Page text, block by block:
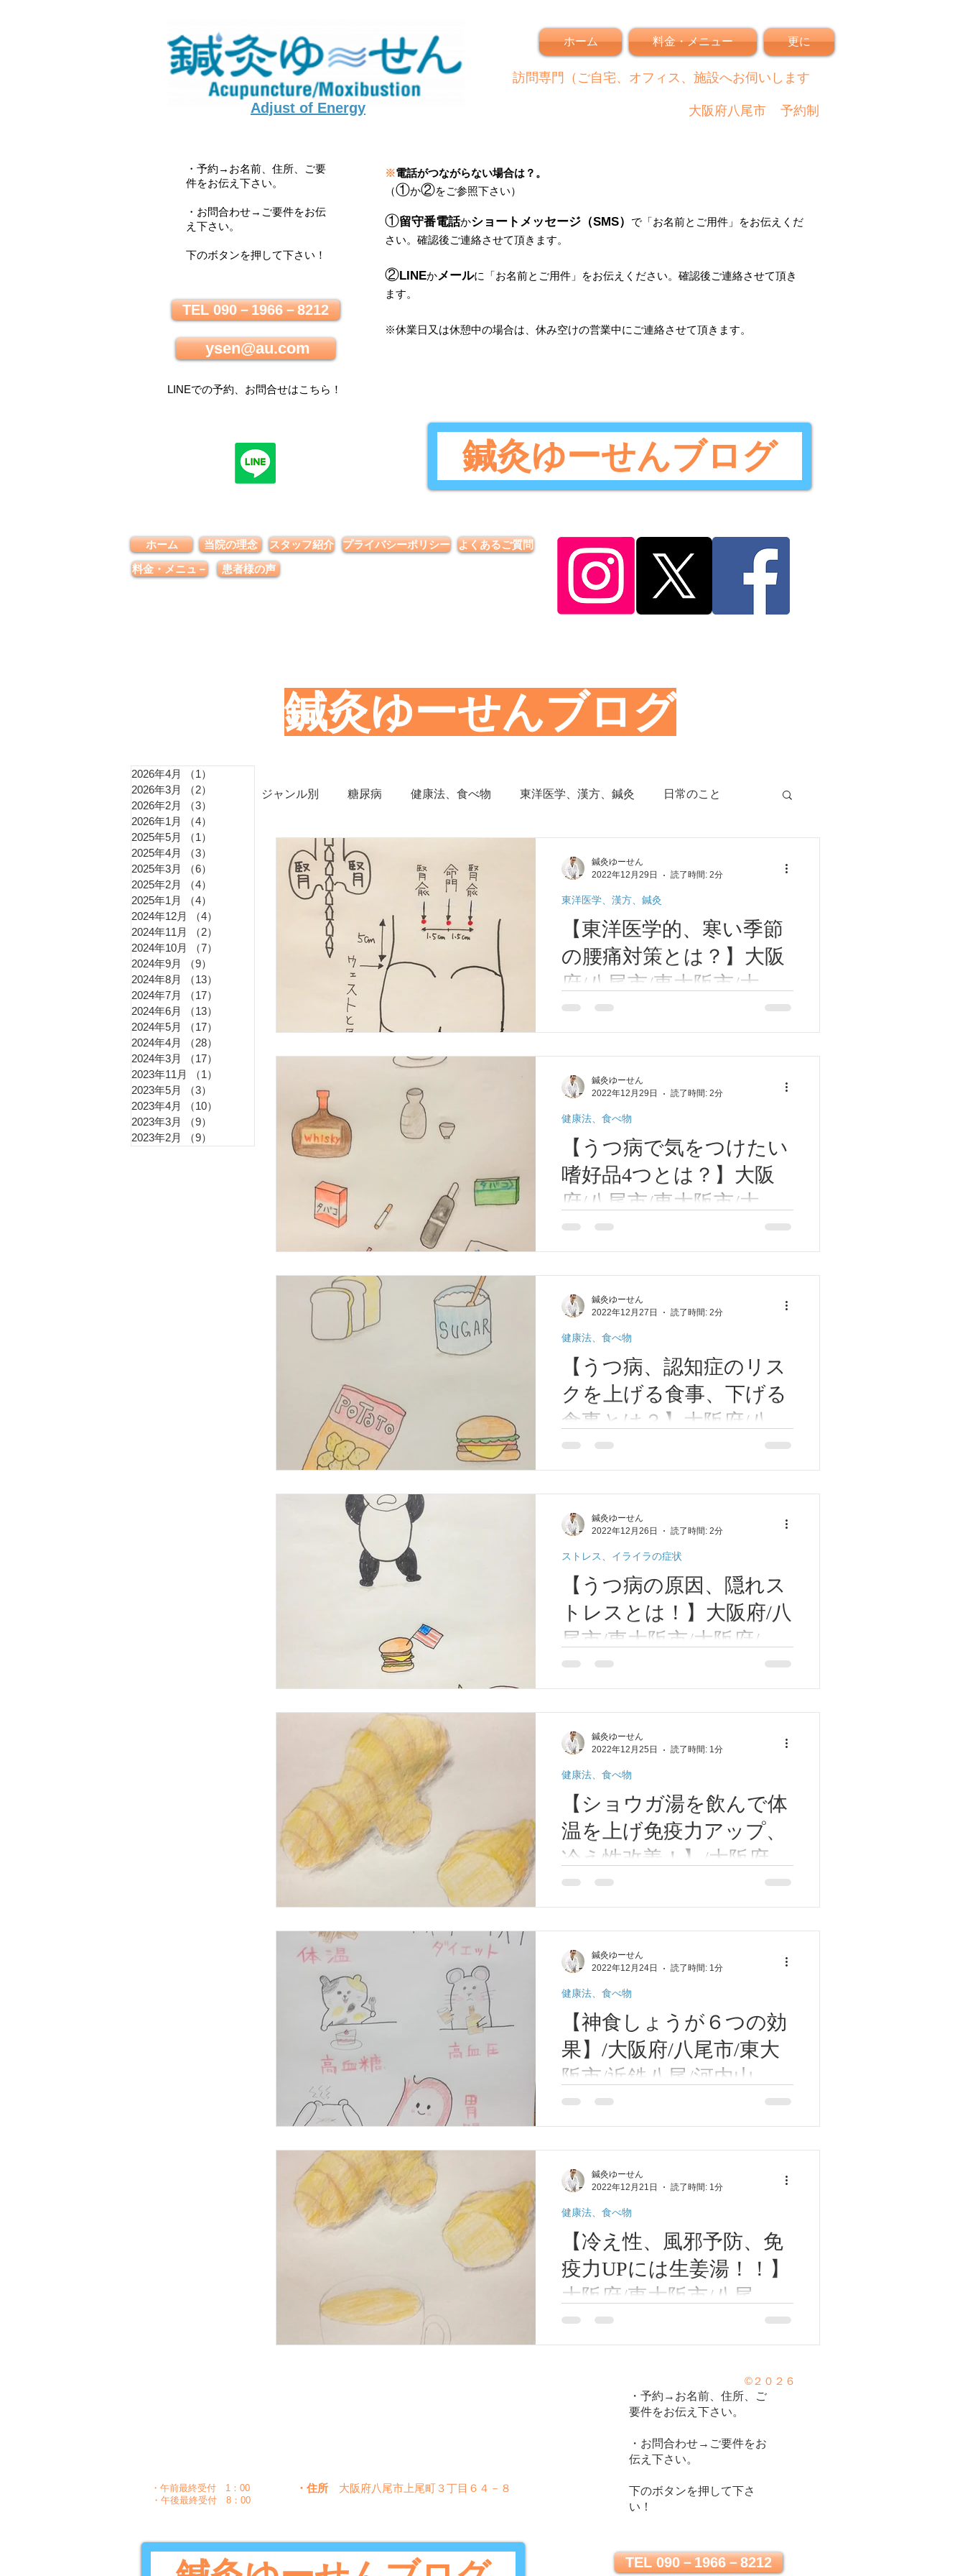
Adjust of Energy
ホーム 料金・メニュー 更に
訪問専門（ご自宅、オフィス、施設へお伺いします
大阪府八尾市 予約制
・予約→お名前、住所、ご要
件をお伝え下さい。
・お問合わせ→ご要件をお伝
え下さい。
下のボタンを押して下さい！
TEL 090－1966－8212
ysen@au.com
LINEでの予約、お問合せはこちら ！
※電話がつながらない場合は？。
（①か②をご参照下さい）
①留守番電話かショートメッセージ（SMS） で 「お名前とご用件 」
をお伝えくだ
さい。 確認後ご連絡させて頂きます。
②LINEかメールに 「お名前とご用件 」 をお伝えください。 確認後ご連絡させて頂き
ます。
​※休業日又は休憩中の場合は、休み空けの営業中にご連絡させて頂きます。
鍼灸ゆーせんブログ
ホーム 当院の理念
スタッフ紹介
料金・メニュ－
患者様の声
プライバシーポリシー よくあるご質問
​鍼灸ゆーせんブログ
2026年4月 （1）
2026年3月
（2）
2026年2月
（3）
2026年1月
（4）
2025年5月
（1）
2025年4月
（3）
2025年3月
（6）
2025年2月
（4）
2025年1月
（4）
2024年12月
（4）
2024年11月
（2）
2024年10月
（7）
2024年9月
（9）
2024年8月
（13）
2024年7月
（17）
2024年6月
（13）
2024年5月
（17）
2024年4月
（28）
2024年3月
（17）
2023年11月
（1）
2023年5月
（3）
2023年4月
（10）
2023年3月
（9）
2023年2月
（9）
ジャンル別 糖尿病 健康法、食べ物 東洋医学、漢方、鍼灸 日常のこと
東洋思想 からだの働き
血圧の症状 頭部の症状 頭痛 小児の症状
花粉症(アレルギー性鼻炎） 脱毛症 顔面部の症状 耳鳴り、難聴
更年期障害 肩こり 首痛、肩痛、腕痛、手指痛
東洋医学について 呼吸器の症状、過呼吸、過換気症候群
痔（じ） 扁桃腺炎 リウマチ
【東洋医学的、寒い季節
の腰痛対策とは？】大阪
府/八尾市/東大阪市/大阪
府/八尾市/東大阪市/近鉄
八尾/河内山本/高安/恩智/
ん
こんにちは！。 今日は東洋医学的、寒い季
節の腰痛対策についてお話させていただきま
冬の季節に多いのが腰痛です。 皆様も他の
季節ではそこまで気にはならないけども、毎
年冬になると腰が痛くなることが多い...
東洋医学、漢方、鍼灸
鍼灸ゆーせん
2022年12月29日
読了時間: 2分
【うつ病で気をつけたい
嗜好品4つとは？】大阪
府/八尾市/東大阪市/大阪
府/八尾市/東大阪市/近鉄
八尾/河内山本/高安/恩智/
ん
こんにちは！。 今回はうつ病で気をつけた
い嗜好品4つについてお話させていただきま
えって脳の健康を脅かすことがあります。
それでは気をつけたい嗜好品4つについてお
話をします。 ①カフェイン...
健康法、食べ物
鍼灸ゆーせん
2022年12月29日
読了時間: 2分
【うつ病、認知症のリス
クを上げる食事、下げる
食事とは？】大阪府/八尾
市/東大阪市/大阪府/八尾
市/東大阪市/近鉄八尾/河
ーせん鍼灸ゆーせん
こんにちは！。 今日はうつ病、認知症のリ
スクを上げる食事と下げる食事のお話をさせ
日本人の食事は欧米化に伴い、加工食品や脂
肪、糖分が大量に含まれています。このよう
な食品は食べやすいですが、必要な栄...
健康法、食べ物
鍼灸ゆーせん
2022年12月27日
読了時間: 2分
【うつ病の原因、隠れス
トレスとは！】大阪府/八
尾市/東大阪市/大阪府/八
尾市/東大阪市/近鉄八尾/
河内山本/高安/恩智/鍼灸
こんにちは！ 今回はうつ病の原因、隠れス
トレスについてお話させていただきます。
が長期間続くと、うつ病になります！。 こ
のような精神的なストレスが起こると、カラ
ダの中にあるストレスホルモン(コル...
ストレス、イライラの症状
鍼灸ゆーせん
2022年12月26日
読了時間: 2分
【ショウガ湯を飲んで体
温を上げ免疫力アップ、
冷え性改善！】/大阪府/
八尾市/東大阪市/近鉄八
尾/河内山本/高安/恩智/鍼
こんにちは！今回は体温を上げ免疫力アッ
プ、冷え性に良い「ショウガ湯」の作り方を
がると、心やカラダが疲れやすくなる、風邪
にかかりやすくなる、病気になりやすくなり
ます。...
健康法、食べ物
鍼灸ゆーせん
2022年12月25日
読了時間: 1分
【神食しょうが６つの効
果】/大阪府/八尾市/東大
阪市/近鉄八尾/河内山本/
高安/恩智/鍼灸ゆーせん
まさに神食しょうが！。 今回はしょうが6つ
の効果をお伝えします。 ①体温を上げ免疫
す。 ②脂肪を燃焼してダイエット。カラダ
が冷えると新陳代謝も低下して、脂肪が燃焼
しづらくなります。しょうがの燃焼パ...
健康法、食べ物
鍼灸ゆーせん
2022年12月24日
読了時間: 1分
【冷え性、風邪予防、免
疫力UPには生姜湯！！】
大阪府/東大阪市/八尾市/
近鉄八尾/河内山本/高安/
恩智/鍼灸ゆーせん
12月も深まり寒さが強くなりましたね！。
おカラダにも一番辛い季節だと思います。
のウイルス性の病気になったり、胃腸の病気
になったりします。 今回はおカラダを温め
る食べ物生姜湯のレシピをご紹介します。
健康法、食べ物
鍼灸ゆーせん
2022年12月21日
読了時間: 1分
・午前最終受付 1：00
・午後最終受付 8：00
・予約→お名前、住所、ご
要件をお伝え下さい。
・お問合わせ→ご要件をお
伝え下さい。
下のボタンを押して下さ
い！
TEL 090－1966－8212
・住所 大阪府八尾市上尾町３丁目６４－８
©２０２６